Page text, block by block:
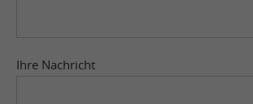
Ihre Nachricht